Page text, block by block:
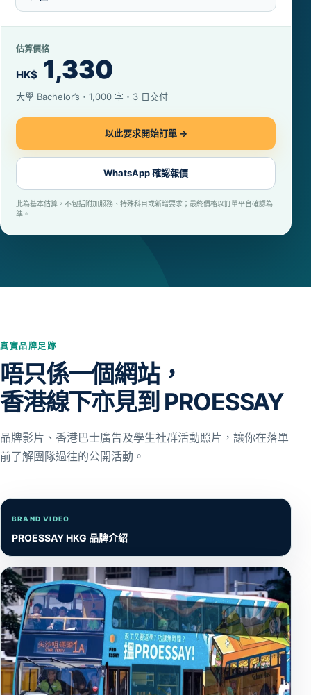
估算價格
HK$ 1,330
大學 Bachelor’s・1,000 字・3 日交付
以此要求開始訂單 →
WhatsApp 確認報價
此為基本估算，不包括附加服務、特殊科目或新增要求；最終價格以訂單平台確認為
準。
真實品牌足跡
唔只係一個網站，
香港線下亦見到 PROESSAY
品牌影片、香港巴士廣告及學生社群活動照片，讓你在落單
前了解團隊過往的公開活動。
BRAND VIDEO
PROESSAY HKG 品牌介紹